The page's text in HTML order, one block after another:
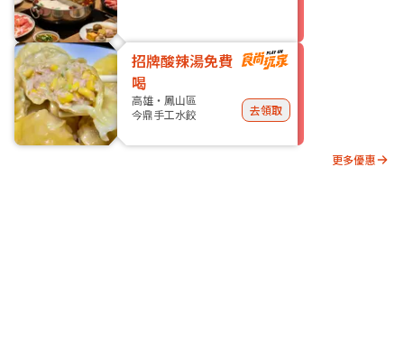
招牌酸辣湯免費
喝
高雄・鳳山區
今鼎手工水餃
去領取
更多優惠